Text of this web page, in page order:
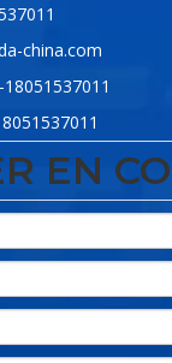
china.com
EN